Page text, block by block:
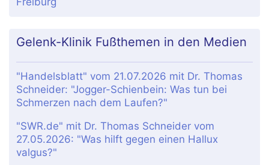
Gelenk-Klinik Fußthemen in den Medien
"Handelsblatt" vom 21.07.2026 mit Dr. Thomas
Schneider: "Jogger-Schienbein: Was tun bei
Schmerzen nach dem Laufen?"
"SWR.de" mit Dr. Thomas Schneider vom
27.05.2026: "Was hilft gegen einen Hallux
valgus?"